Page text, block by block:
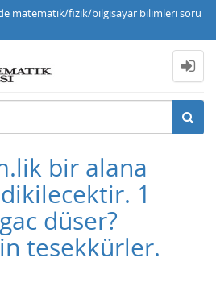
matematik/fizik/bilgisayar bilimleri soru
bir alana
1
düser?
tesekkürler.